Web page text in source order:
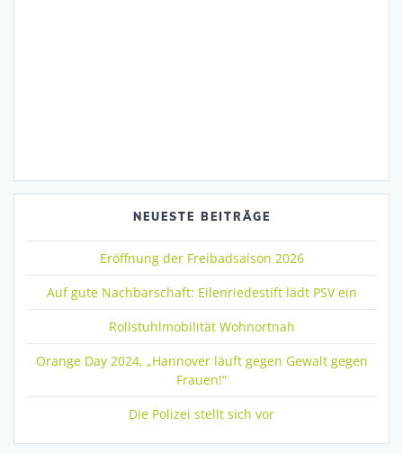
NEUESTE BEITRÄGE
Eröffnung der Freibadsaison 2026
Auf gute Nachbarschaft: Eilenriedestift lädt PSV ein
Rollstuhlmobilität Wohnortnah
Orange Day 2024, „Hannover läuft gegen Gewalt gegen
Frauen!“
Die Polizei stellt sich vor